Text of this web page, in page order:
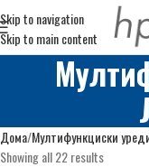
Skip to navigation
Skip to main content
Дома Мултифункциски
Showing all 22 results